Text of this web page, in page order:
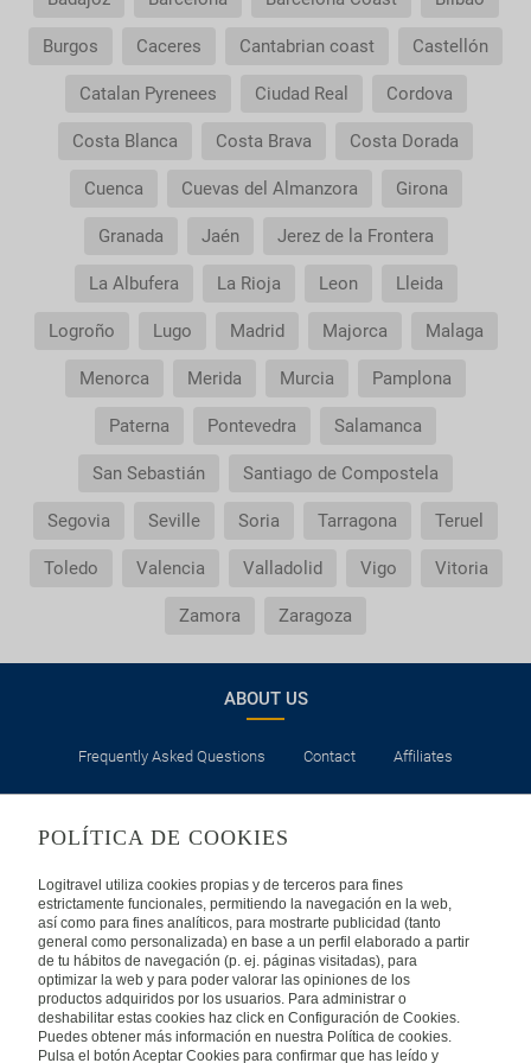
Burgos Caceres Cantabrian coast Castellón
Catalan Pyrenees Ciudad Real Cordova
Costa Blanca Costa Brava Costa Dorada
Cuenca Cuevas del Almanzora Girona
Granada Jaén Jerez de la Frontera
La Albufera La Rioja Leon Lleida
Logroño Lugo Madrid Majorca Malaga
Menorca Merida Murcia Pamplona
Paterna Pontevedra Salamanca
San Sebastián Santiago de Compostela
Segovia Seville Soria Tarragona Teruel
Toledo Valencia Valladolid Vigo Vitoria
Zamora Zaragoza
ABOUT US
Frequently Asked Questions Contact Affiliates
Privacy Security Cookies Policy Terms of Use
INTERNATIONAL
Spain Portugal
Germany Brazil France
POLÍTICA DE COOKIES
Logitravel utiliza cookies propias y de terceros para fines
estrictamente funcionales, permitiendo la navegación en la web,
así como para fines analíticos, para mostrarte publicidad (tanto
general como personalizada) en base a un perfil elaborado a partir
de tu hábitos de navegación (p. ej. páginas visitadas), para
optimizar la web y para poder valorar las opiniones de los
productos adquiridos por los usuarios. Para administrar o
deshabilitar estas cookies haz click en Configuración de Cookies.
Puedes obtener más información en nuestra Política de cookies.
Pulsa el botón Aceptar Cookies para confirmar que has leído y